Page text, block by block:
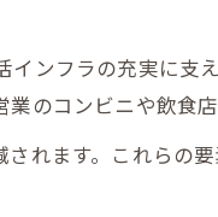
駅で実現するコツ
アと生活を両立
ンフラの充実に支
のコンビニや飲食
れます。これらの